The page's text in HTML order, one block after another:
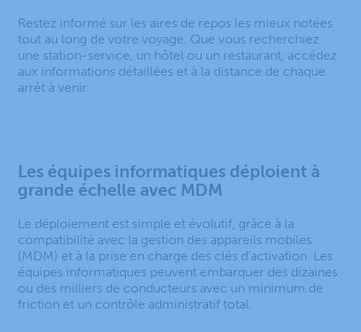
Restez informé sur les aires de repos les mieux notées
tout au long de votre voyage. Que vous recherchiez
une station-service, un hôtel ou un restaurant, accédez
aux informations détaillées et à la distance de chaque
arrêt à venir.
Les équipes informatiques déploient à
grande échelle avec MDM
Le déploiement est simple et évolutif, grâce à la
compatibilité avec la gestion des appareils mobiles
(MDM) et à la prise en charge des clés d’activation. Les
équipes informatiques peuvent embarquer des dizaines
ou des milliers de conducteurs avec un minimum de
friction et un contrôle administratif total.